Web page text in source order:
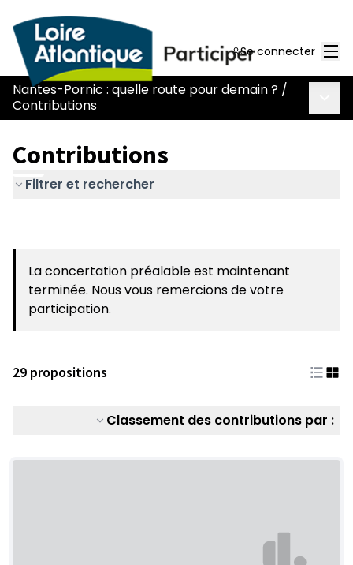
Se connecter
Nantes-Pornic : quelle route pour demain ? /
Contributions
Contributions
Filtrer et rechercher
La concertation préalable est maintenant
terminée. Nous vous remercions de votre
participation.
29 propositions
Classement des contributions par :